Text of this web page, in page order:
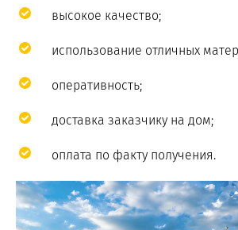
высокое качество;
использование отличных
оперативность;
доставка заказчику на дом;
оплата по факту получения.